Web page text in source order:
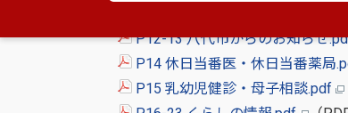
P12-13 八代市からのお知らせ
P14 休日当番医・休日当番薬局
P15 乳幼児健診・母子相談.pdf